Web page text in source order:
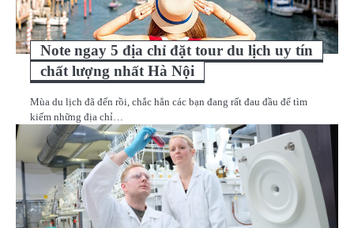
Note ngay 5 địa chỉ đặt tour du lịch uy tín
chất lượng nhất Hà Nội
Mùa du lịch đã đến rồi, chắc hẳn các bạn đang rất đau đầu để tìm
kiếm những địa chỉ…